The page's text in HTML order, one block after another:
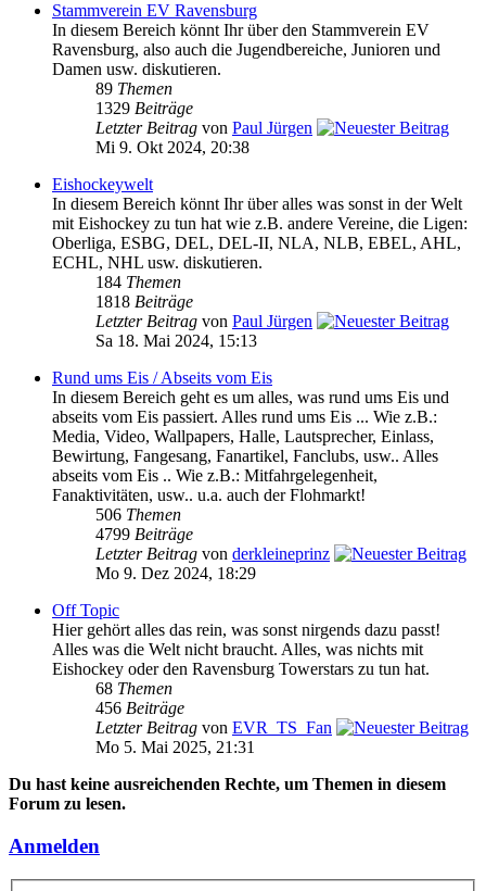
Stammverein EV Ravensburg
In diesem Bereich könnt Ihr über den Stammverein EV
Ravensburg, also auch die Jugendbereiche, Junioren und
Damen usw. diskutieren.
89 Themen
1329 Beiträge
Letzter Beitrag von Paul Jürgen
Mi 9. Okt 2024, 20:38
Eishockeywelt
In diesem Bereich könnt Ihr über alles was sonst in der Welt
mit Eishockey zu tun hat wie z.B. andere Vereine, die Ligen:
Oberliga, ESBG, DEL, DEL-II, NLA, NLB, EBEL, AHL,
ECHL, NHL usw. diskutieren.
184 Themen
1818 Beiträge
Letzter Beitrag von Paul Jürgen
Sa 18. Mai 2024, 15:13
Rund ums Eis / Abseits vom Eis
In diesem Bereich geht es um alles, was rund ums Eis und
abseits vom Eis passiert. Alles rund ums Eis ... Wie z.B.:
Media, Video, Wallpapers, Halle, Lautsprecher, Einlass,
Bewirtung, Fangesang, Fanartikel, Fanclubs, usw.. Alles
abseits vom Eis .. Wie z.B.: Mitfahrgelegenheit,
Fanaktivitäten, usw.. u.a. auch der Flohmarkt!
506 Themen
4799 Beiträge
Letzter Beitrag von derkleineprinz
Mo 9. Dez 2024, 18:29
Off Topic
Hier gehört alles das rein, was sonst nirgends dazu passt!
Alles was die Welt nicht braucht. Alles, was nichts mit
Eishockey oder den Ravensburg Towerstars zu tun hat.
68 Themen
456 Beiträge
Letzter Beitrag von EVR_TS_Fan
Mo 5. Mai 2025, 21:31
Du hast keine ausreichenden Rechte, um Themen in diesem
Forum zu lesen.
Anmelden